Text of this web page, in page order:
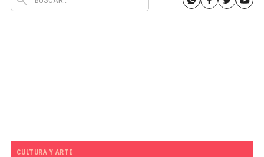
CULTURA Y ARTE